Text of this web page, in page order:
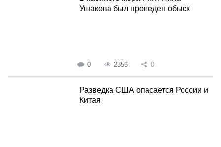
Ушакова был проведен обыск
0 2356 0
Разведка США опасается России и
Китая